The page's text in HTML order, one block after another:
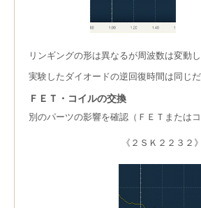
リンギングの形は異なるが周波数は変動
実験したダイオードの逆回復時間は同じ
ＦＥＴ・コイルの交換
別のパーツの影響を確認（ＦＥＴまたは
《２ＳＫ２２３２》